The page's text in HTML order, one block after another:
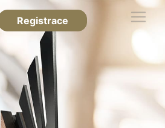
Registrace